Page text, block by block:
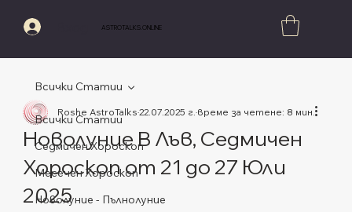
ASTROTALKS.ONLINE
Всички Статии
Седмичен Хороскоп
Месечен Хороскоп
Новолуние - Пълнолуние
Всички Статии
Новолуние В Лъв, Седмичен
Хороскоп от 21 до 27 Юли
2025
Roshe AstroTalks22.07.2025 г.време за четене: 8 мин.